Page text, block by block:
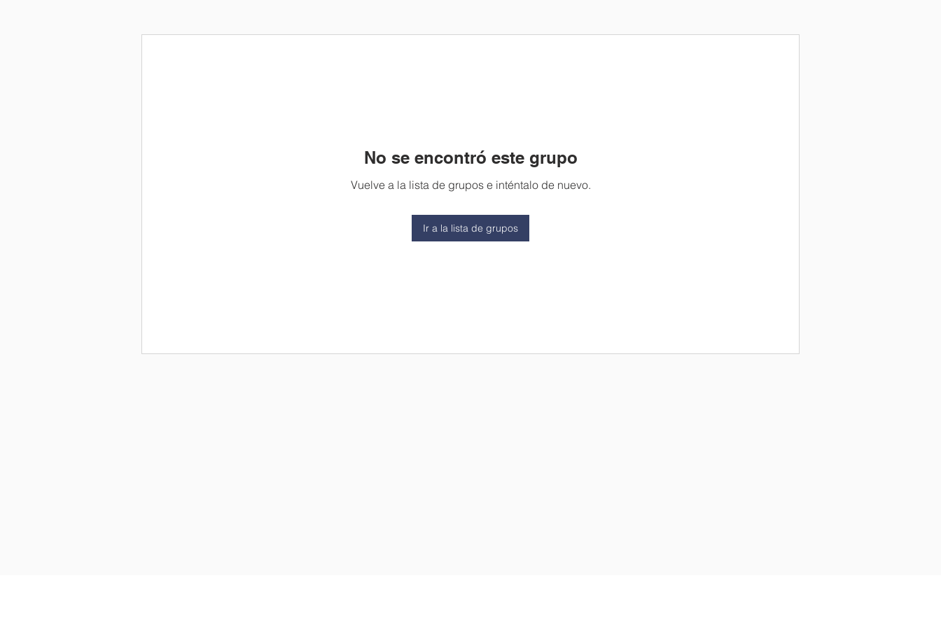
No se encontró este grupo
Vuelve a la lista de grupos e inténtalo de nuevo.
Ir a la lista de grupos